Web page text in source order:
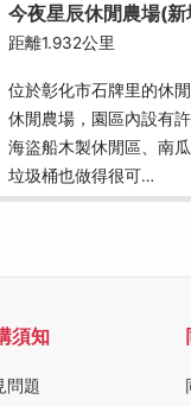
今夜星辰休閒農場(新
距離1.932公里
位於彰化市石牌里的休
休閒農場，園區內設有
海盜船木製休閒區、南
垃圾桶也做得很可…
須知
問題